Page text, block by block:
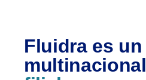
Fluidra es